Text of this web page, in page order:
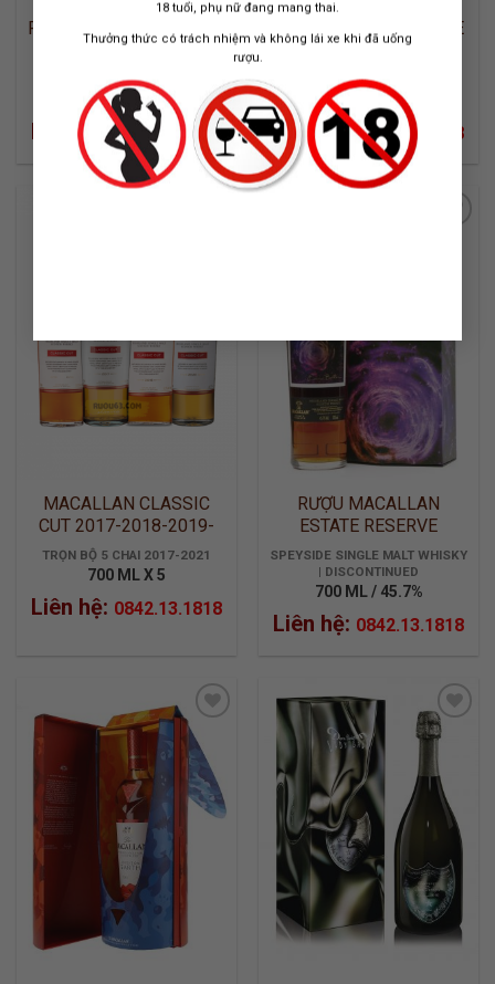
18 tuổi, phụ nữ đang mang thai.
Thưởng thức có trách nhiệm và không lái xe khi đã uống
rượu.
RƯỢU GLEN GRANT 1957
GM PRIVATE COLLECTION
700 ML / 42.5%
Liên hệ:0842.13.1818
RƯỢU MACALLAN RARE
CASK BLACK STEVEN
MASTERS OF PHOTOGRAPHY
700 ML / 48%
Liên hệ:0842.13.1818
MACALLAN CLASSIC
CUT 2017-2018-2019-
2020-2021
TRỌN BỘ 5 CHAI 2017-2021
700 ML X 5
Liên hệ: 0842.13.1818
RƯỢU MACALLAN
ESTATE RESERVE
LIMITED EDITION
SPEYSIDE SINGLE MALT WHISKY
| DISCONTINUED
700 ML / 45.7%
Liên hệ: 0842.13.1818
ADD TO
WISHLIST
ADD TO
WISHLIST